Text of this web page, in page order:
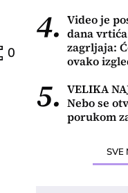
0
4. Video je
dana
zagrljaja:
ovako
5. VELIKA
Nebo se
porukom
SVE